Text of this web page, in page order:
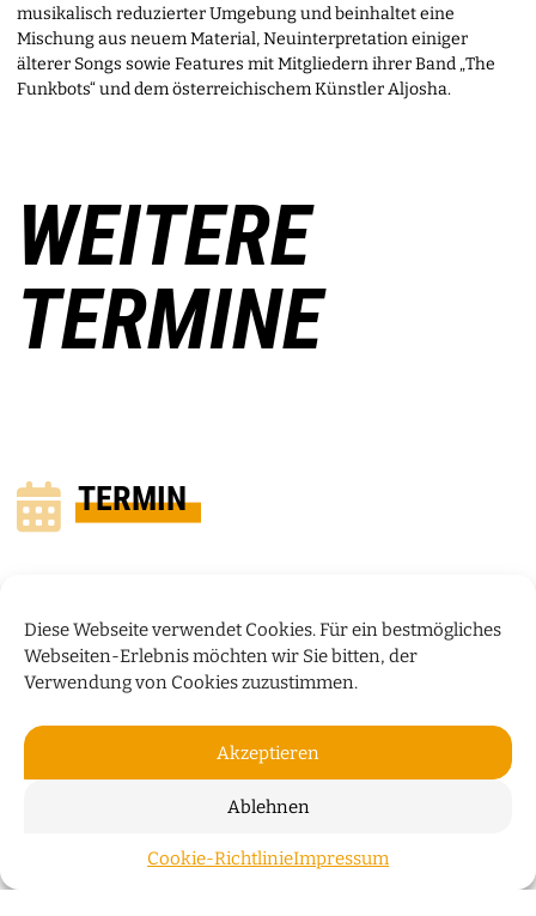
Diese Webseite verwendet Cookies. Für ein bestmögliches
Webseiten-Erlebnis möchten wir Sie bitten, der
Verwendung von Cookies zuzustimmen.
Akzeptieren
Ablehnen
Cookie-RichtlinieImpressum
musikalisch reduzierter Umgebung und beinhaltet eine
Mischung aus neuem Material, Neuinterpretation einiger
älterer Songs sowie Features mit Mitgliedern ihrer Band „The
Funkbots“ und dem österreichischem Künstler Aljosha.
WEITERE
TERMINE
TERMIN
EISBÄREN BREMERHAVEN VS.